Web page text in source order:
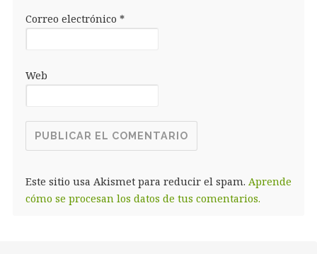
Correo electrónico *
Web
Este sitio usa Akismet para reducir el spam. Aprende
cómo se procesan los datos de tus comentarios.